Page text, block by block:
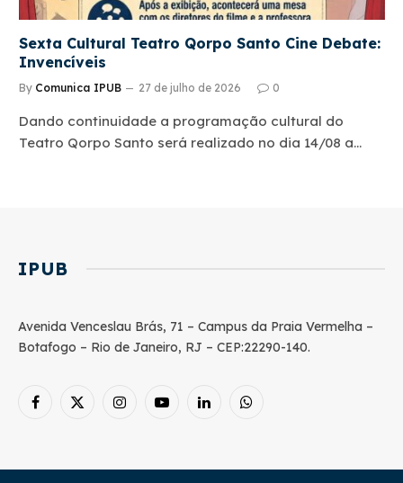
Sexta Cultural Teatro Qorpo Santo Cine Debate:
Invencíveis
By Comunica IPUB 27 de julho de 2026 0
Dando continuidade a programação cultural do
Teatro Qorpo Santo será realizado no dia 14/08 a…
IPUB
Avenida Venceslau Brás, 71 – Campus da Praia Vermelha –
Botafogo – Rio de Janeiro, RJ – CEP:22290-140.
Facebook
X
InstagramYouTubeLinkedInWhatsApp